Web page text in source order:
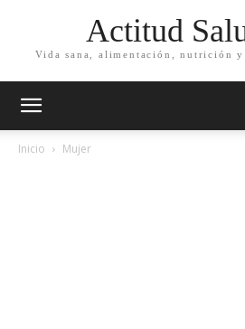
Actitud
Vida sana, alimentación, nutrición
Inicio Mujer